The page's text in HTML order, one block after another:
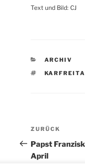
Text und Bild: CJ
ARCHIV
Vorheriger
Beitrag
ZURÜCK
Papst
April